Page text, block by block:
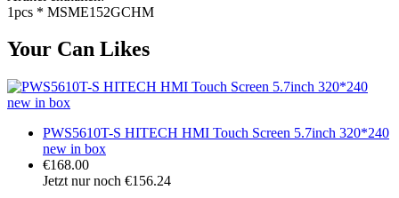
1pcs * MSME152GCHM
Your Can Likes
PWS5610T-S HITECH HMI Touch Screen 5.7inch 320*240
new in box
€168.00
Jetzt nur noch €156.24